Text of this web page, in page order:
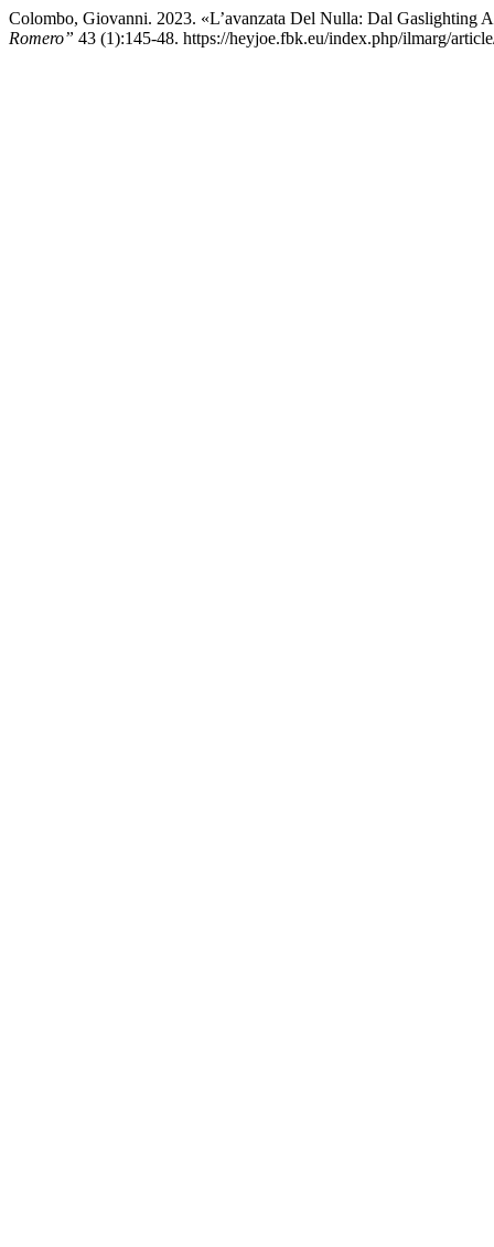
Colombo, Giovanni. 2023. «L’avanzata Del Nulla: Dal Gaslighting
Romero” 43 (1):145-48. https://heyjoe.fbk.eu/index.php/ilmarg/